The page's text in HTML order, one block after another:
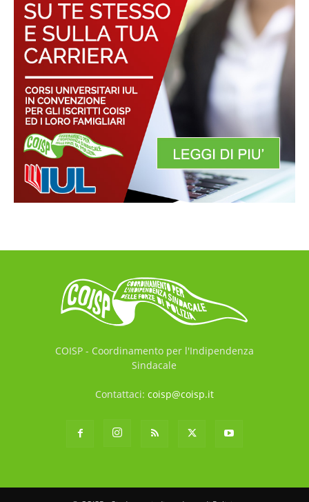
COISP - Coordinamento per l'Indipendenza
Sindacale
Contattaci: coisp@coisp.it